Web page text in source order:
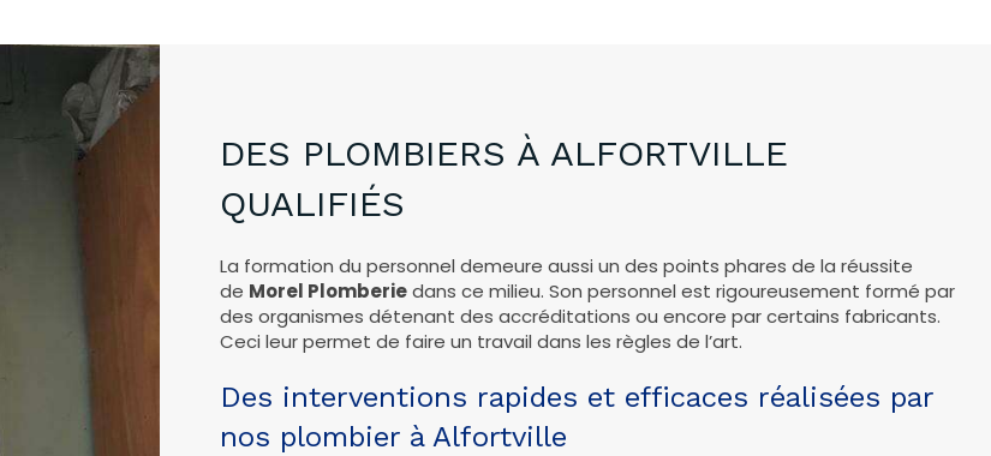
DES PLOMBIERS À ALFORTVILLE
QUALIFIÉS
La formation du personnel demeure aussi un des points phares de la réussite
de Morel Plomberiedans ce milieu. Son personnel est rigoureusement formé par
des organismes détenant des accréditations ou encore par certains fabricants.
Ceci leur permet de faire un travail dans les règles de l’art.
Des interventions rapides et efficaces réalisées par
nos plombier à Alfortville